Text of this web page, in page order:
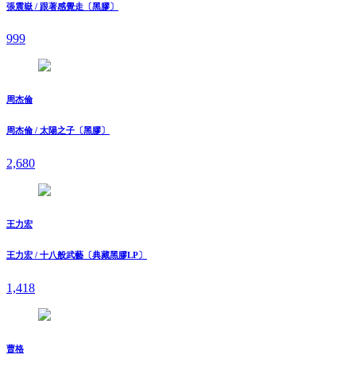
張震嶽 / 跟著感覺走〔黑膠〕
999
周杰倫
周杰倫 / 太陽之子〔黑膠〕
2,680
王力宏
王力宏 / 十八般武藝〔典藏黑膠LP〕
1,418
曹格